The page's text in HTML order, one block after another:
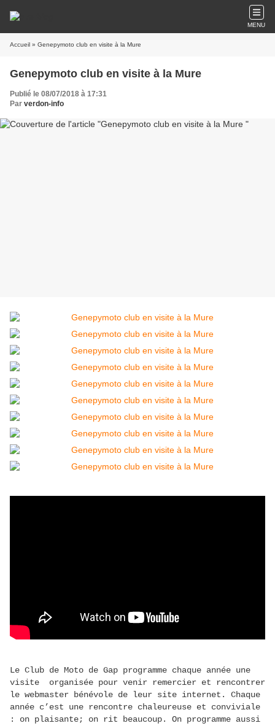
MENU
Accueil » Genepymoto club en visite à la Mure
Genepymoto club en visite à la Mure
Publié le 08/07/2018 à 17:31
Par verdon-info
Le Club de Moto de Gap programme chaque année une
visite organisée pour venir remercier et rencontrer
le webmaster bénévole de leur site internet. Chaque
année c’est une rencontre chaleureuse et conviviale
: on plaisante; on rit beaucoup. On programme aussi